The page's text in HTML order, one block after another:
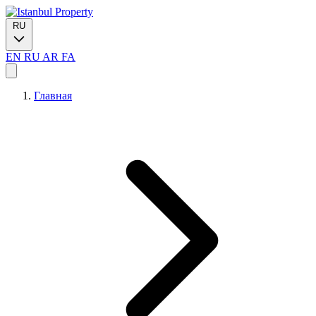
RU
EN RU AR FA
Главная